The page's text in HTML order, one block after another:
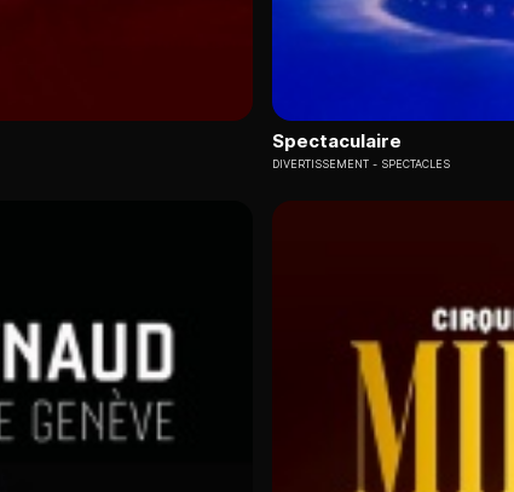
Spectaculaire
DIVERTISSEMENT SPECTACLES